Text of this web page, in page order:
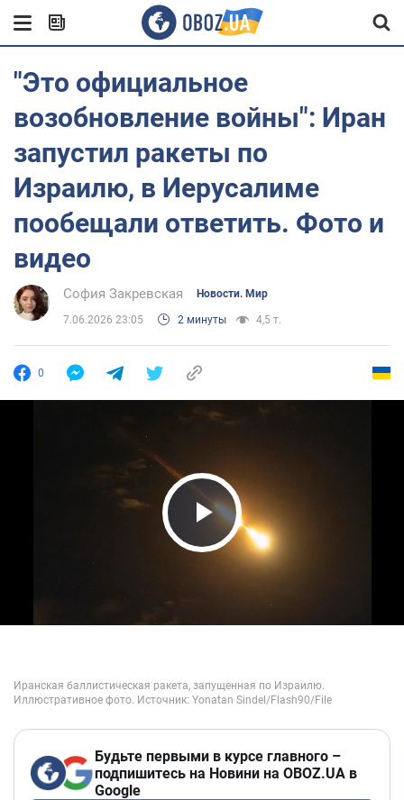
"Это официальное
возобновление войны": Иран
запустил ракеты по
Израилю, в Иерусалиме
пообещали ответить. Фото и
видео
София Закревская Новости. Мир
7.06.2026 23:05 2 минуты 4,5 т.
0
Play Video
Будьте первыми в курсе главного –
подпишитесь на Новини на OBOZ.UA в
Google